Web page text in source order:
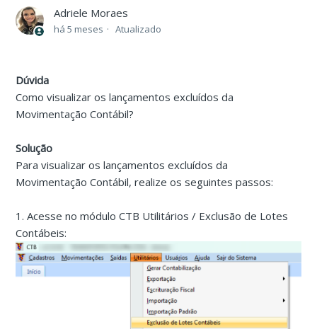
Adriele Moraes
há 5 meses Atualizado
Dúvida
Como visualizar os lançamentos excluídos da
Movimentação Contábil?
Solução
Para visualizar os lançamentos excluídos da
Movimentação Contábil, realize os seguintes passos:
1. Acesse no módulo CTB Utilitários / Exclusão de Lotes
Contábeis: